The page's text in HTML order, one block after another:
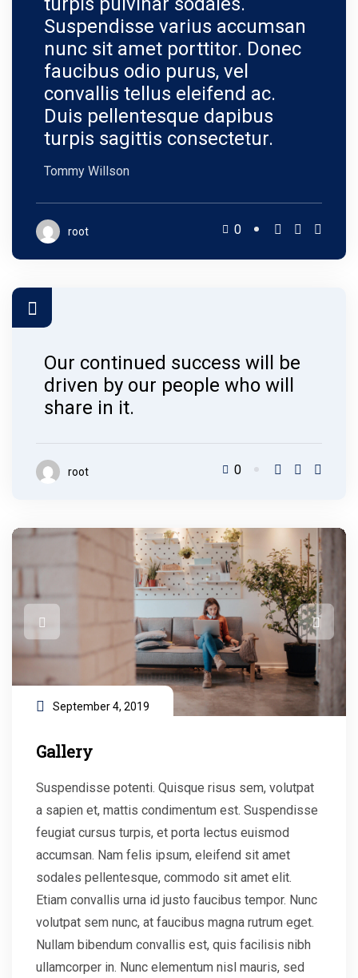
Suspendisse varius accumsan
nunc sit amet porttitor. Donec
faucibus odio purus, vel
convallis tellus eleifend ac.
Duis pellentesque dapibus
turpis sagittis consectetur.
Tommy Willson
root 0
Our continued success will be
driven by our people who will
share in it.
root 0
September 4, 2019
Gallery
Suspendisse potenti. Quisque risus sem, volutpat
a sapien et, mattis condimentum est. Suspendisse
feugiat cursus turpis, et porta lectus euismod
accumsan. Nam felis ipsum, eleifend sit amet
sodales pellentesque, commodo sit amet elit.
Etiam convallis urna id justo faucibus tempor. Nunc
volutpat sem nunc, at faucibus magna rutrum eget.
Nullam bibendum convallis est, quis facilisis nibh
ullamcorper in. Nunc elementum nisl mauris, sed